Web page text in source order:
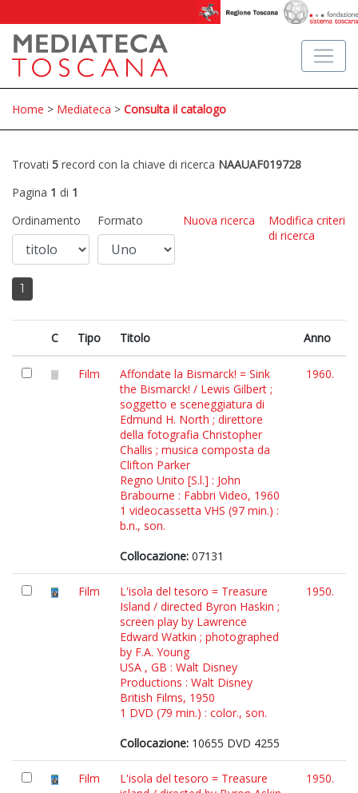
Home > Mediateca > Consulta il catalogo
Trovati 5 record con la chiave di ricerca NAAUAF019728
Pagina 1 di 1
Ordinamento
Formato Nuova ricerca
Modifica criteri
di ricerca
1
C Tipo Titolo Anno
Film
Affondate la Bismarck! = Sink
the Bismarck! / Lewis Gilbert ;
soggetto e sceneggiatura di
Edmund H. North ; direttore
della fotografia Christopher
Challis ; musica composta da
Clifton Parker
Regno Unito [S.l.] : John
Brabourne : Fabbri Video, 1960
1 videocassetta VHS (97 min.) :
b.n., son.
Collocazione: 07131
1960.
Film
L'isola del tesoro = Treasure
Island / directed Byron Haskin ;
screen play by Lawrence
Edward Watkin ; photographed
by F.A. Young
USA , GB : Walt Disney
Productions : Walt Disney
British Films, 1950
1 DVD (79 min.) : color., son.
Collocazione: 10655 DVD 4255
1950.
Film
L'isola del tesoro = Treasure
1950.